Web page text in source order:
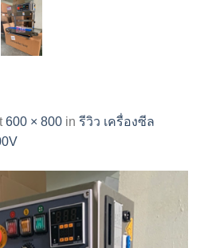
600 × 800 in รีวิว เครื่องซีล